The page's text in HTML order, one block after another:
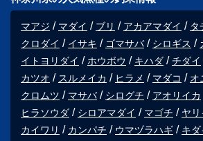
マアジ マダイ ブリ アカアマダイ タ
クロダイ
イサキ ゴマサバ シロギス
イトヨリダイ
ホウボウ キハダ チダイ
カツオ
スルメイカ ヒラメ マダコ
オ
クロムツ
マサバ シログチ アオリイカ
ヒラソウダ
シロアマダイ マゴチ ヤリ
カイワリ
カンパチ ウマヅラハギ キダ